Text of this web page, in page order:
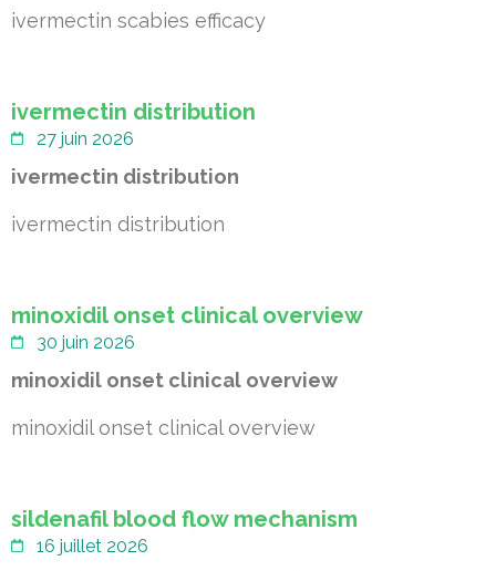
ivermectin scabies efficacy
ivermectin distribution
27 juin 2026
ivermectin distribution
ivermectin distribution
minoxidil onset clinical overview
30 juin 2026
minoxidil onset clinical overview
minoxidil onset clinical overview
sildenafil blood flow mechanism
16 juillet 2026